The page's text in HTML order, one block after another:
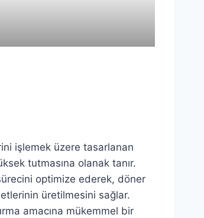
işlemek üzere tasarlanan
tutmasına olanak tanır.
optimize ederek, döner
üretilmesini sağlar.
amacına mükemmel bir